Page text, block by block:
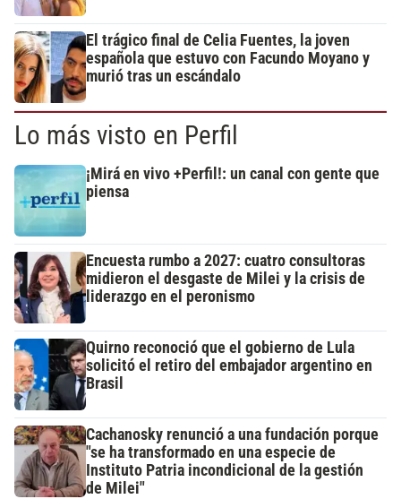
El trágico final de Celia Fuentes, la joven
española que estuvo con Facundo Moyano y
murió tras un escándalo
Lo más visto en Perfil
¡Mirá en vivo +Perfil!: un canal con gente que
piensa
Encuesta rumbo a 2027: cuatro consultoras
midieron el desgaste de Milei y la crisis de
liderazgo en el peronismo
Quirno reconoció que el gobierno de Lula
solicitó el retiro del embajador argentino en
Brasil
Cachanosky renunció a una fundación porque
"se ha transformado en una especie de
Instituto Patria incondicional de la gestión
de Milei"